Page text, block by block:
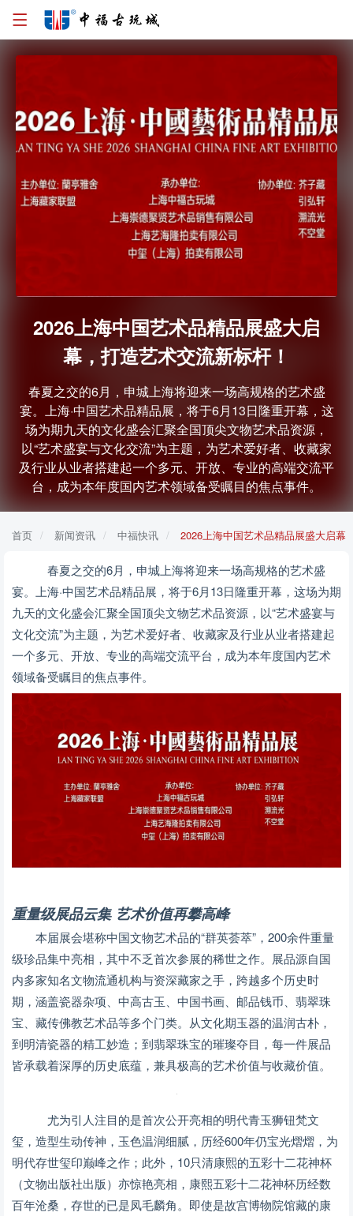
2026上海中国艺术品精品展盛大启
幕，打造艺术交流新标杆！
春夏之交的6月，申城上海将迎来一场高规格的艺术盛
宴。上海·中国艺术品精品展，将于6月13日隆重开幕，这
场为期九天的文化盛会汇聚全国顶尖文物艺术品资源，
以“艺术盛宴与文化交流”为主题，为艺术爱好者、收藏家
及行业从业者搭建起一个多元、开放、专业的高端交流平
台，成为本年度国内艺术领域备受瞩目的焦点事件。
首页 新闻资讯 中福快讯 2026上海中国艺术品精品展盛大启幕
春夏之交的6月，申城上海将迎来一场高规格的艺术盛
宴。上海·中国艺术品精品展，将于6月13日隆重开幕，这场为期
九天的文化盛会汇聚全国顶尖文物艺术品资源，以“艺术盛宴与
文化交流”为主题，为艺术爱好者、收藏家及行业从业者搭建起
一个多元、开放、专业的高端交流平台，成为本年度国内艺术
领域备受瞩目的焦点事件。
重量级展品云集 艺术价值再攀高峰
本届展会堪称中国文物艺术品的“群英荟萃”，200余件重量
级珍品集中亮相，其中不乏首次参展的稀世之作。展品源自国
内多家知名文物流通机构与资深藏家之手，跨越多个历史时
期，涵盖瓷器杂项、中高古玉、中国书画、邮品钱币、翡翠珠
宝、藏传佛教艺术品等多个门类。从文化期玉器的温润古朴，
到明清瓷器的精工妙造；到翡翠珠宝的璀璨夺目，每一件展品
皆承载着深厚的历史底蕴，兼具极高的艺术价值与收藏价值。
尤为引人注目的是首次公开亮相的明代青玉狮钮梵文
玺，造型生动传神，玉色温润细腻，历经600年仍宝光熠熠，为
明代存世玺印巅峰之作；此外，10只清康熙的五彩十二花神杯
（文物出版社出版）亦惊艳亮相，康熙五彩十二花神杯历经数
百年沧桑，存世的已是凤毛麟角。即使是故宫博物院馆藏的康